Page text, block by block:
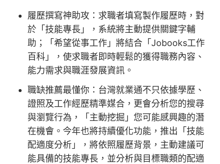
履歷撰寫神助攻：求職者填寫製作履歷時，對
於「技能專長」，系統將主動提供關鍵字輔
助；「希望從事工作」將結合「Jobooks工作
百科」，使求職者即時輕鬆的獲得職務內容、
能力需求與職涯發展資訊。
職缺推薦最懂你：台灣就業通不只依據學歷、
證照及工作經歷精準媒合，更會分析您的搜尋
與瀏覽行為，「主動挖掘」您可能感興趣的潛
在機會。今年也將持續優化功能，推出「技能
配適度分析」，將依照履歷背景，主動建議可
能具備的技能專長，並分析與目標職類的配適